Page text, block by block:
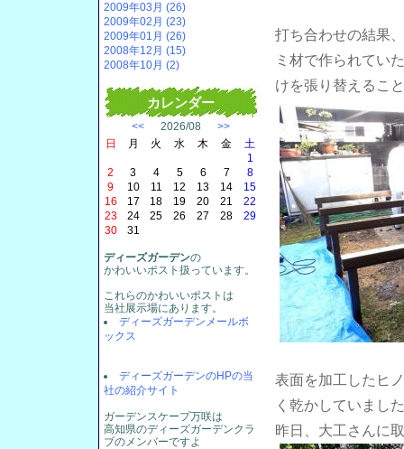
打ち合わせの結果
ミ材で作られてい
けを張り替えるこ
表面を加工したヒ
く乾かしていまし
昨日、大工さんに
2009年03月 (26)
2009年02月 (23)
2009年01月 (26)
2008年12月 (15)
2008年10月 (2)
カレンダー
<<2026/08 >>
日
月 火 水 木 金
土
1
2
3 4 5 6 7
8
9
10 11 12 13 14
15
16
17 18 19 20 21
22
23
24 25 26 27 28
29
30
31
ディーズガーデンの
かわいいポスト扱っています。
これらのかわいいポストは
当社展示場にあります。
ディーズガーデンメールボ
ックス
ディーズガーデンのHPの当
社の紹介サイト
ガーデンスケープ万咲は
高知県のディーズガーデンクラ
ブのメンバーですよ